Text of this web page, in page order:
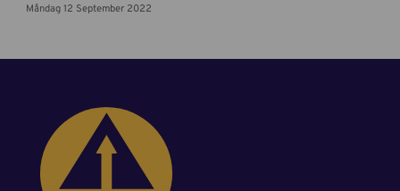
Måndag 12 September 2022